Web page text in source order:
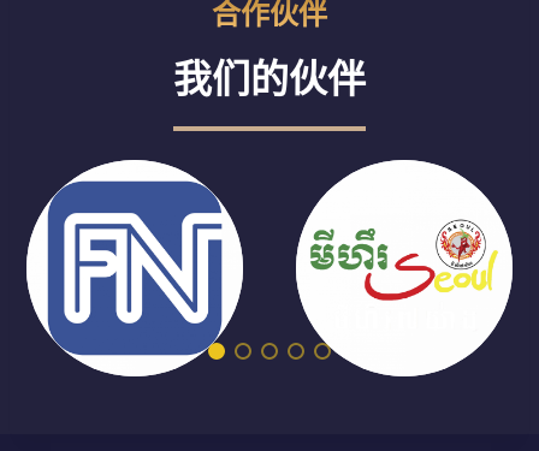
合作伙伴
我们的伙伴